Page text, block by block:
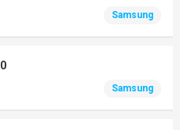
Samsung
Samsung